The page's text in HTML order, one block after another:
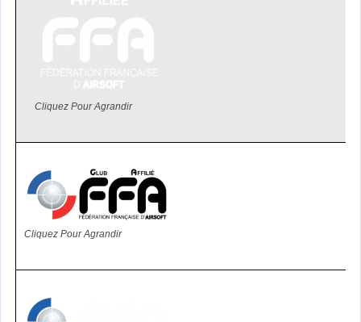
Cliquez Pour Agrandir
Cliquez Pour Agrandir